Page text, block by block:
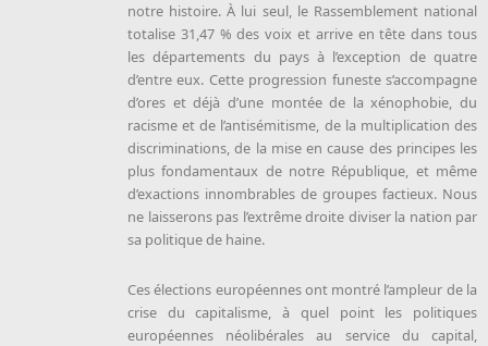
notre histoire. À lui seul, le Rassemblement national
totalise 31,47 % des voix et arrive en tête dans tous
les départements du pays à l’exception de quatre
d’entre eux. Cette progression funeste s’accompagne
d’ores et déjà d’une montée de la xénophobie, du
racisme et de l’antisémitisme, de la multiplication des
discriminations, de la mise en cause des principes les
plus fondamentaux de notre République, et même
d’exactions innombrables de groupes factieux. Nous
ne laisserons pas l’extrême droite diviser la nation par
sa politique de haine.
Ces élections européennes ont montré l’ampleur de la
crise du capitalisme, à quel point les politiques
européennes néolibérales au service du capital,